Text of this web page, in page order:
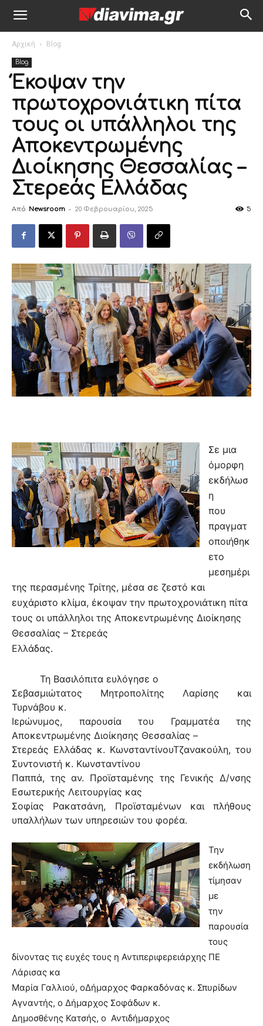
Αρχική Blog
Blog
Έκοψαν την
πρωτοχρονιάτικη πίτα
τους οι υπάλληλοι της
Αποκεντρωμένης
Διοίκησης Θεσσαλίας –
Στερεάς Ελλάδας
Από Newsroom - 20 Φεβρουαρίου, 2025 5
Σε μια
όμορφη
εκδήλωσ
η
που
πραγματ
οποιήθηκ
ετο
μεσημέρι
της περασμένης Τρίτης, μέσα σε ζεστό και
ευχάριστο κλίμα, έκοψαν την πρωτοχρονιάτικη πίτα
τους οι υπάλληλοι της Αποκεντρωμένης Διοίκησης
Θεσσαλίας – Στερεάς
Ελλάδας.
Τη Βασιλόπιτα ευλόγησε ο
Σεβασμιώτατος Μητροπολίτης Λαρίσης και
Τυρνάβου κ.
Ιερώνυμος, παρουσία του Γραμματέα της
Αποκεντρωμένης Διοίκησης Θεσσαλίας –
Στερεάς Ελλάδας κ. ΚωνσταντίνουΤζανακούλη, του
Συντονιστή κ. Κωνσταντίνου
Παππά, της αν. Προϊσταμένης της Γενικής Δ/νσης
Εσωτερικής Λειτουργίας κας
Σοφίας Ρακατσάνη, Προϊσταμένων και πλήθους
υπαλλήλων των υπηρεσιών του φορέα.
Την
εκδήλωση
τίμησαν
με
την
παρουσία
τους
δίνοντας τις ευχές τους η Αντιπεριφερειάρχης ΠΕ
Λάρισας κα
Μαρία Γαλλιού, οΔήμαρχος Φαρκαδόνας κ. Σπυρίδων
Αγναντής, ο Δήμαρχος Σοφάδων κ.
Δημοσθένης Κατσής, ο Αντιδήμαρχος